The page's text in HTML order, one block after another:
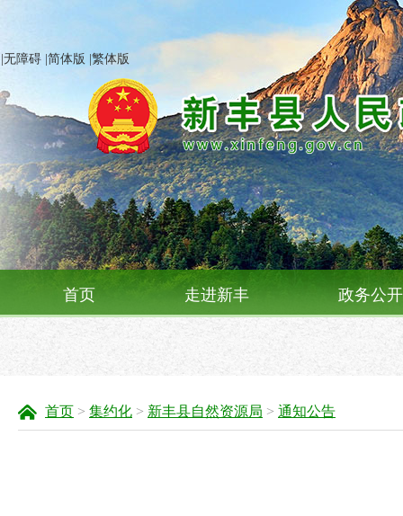
无障碍 简体版 繁体版
首页 走进新丰 政务公开
首页 > 集约化 > 新丰县自然资源局 > 通知公告